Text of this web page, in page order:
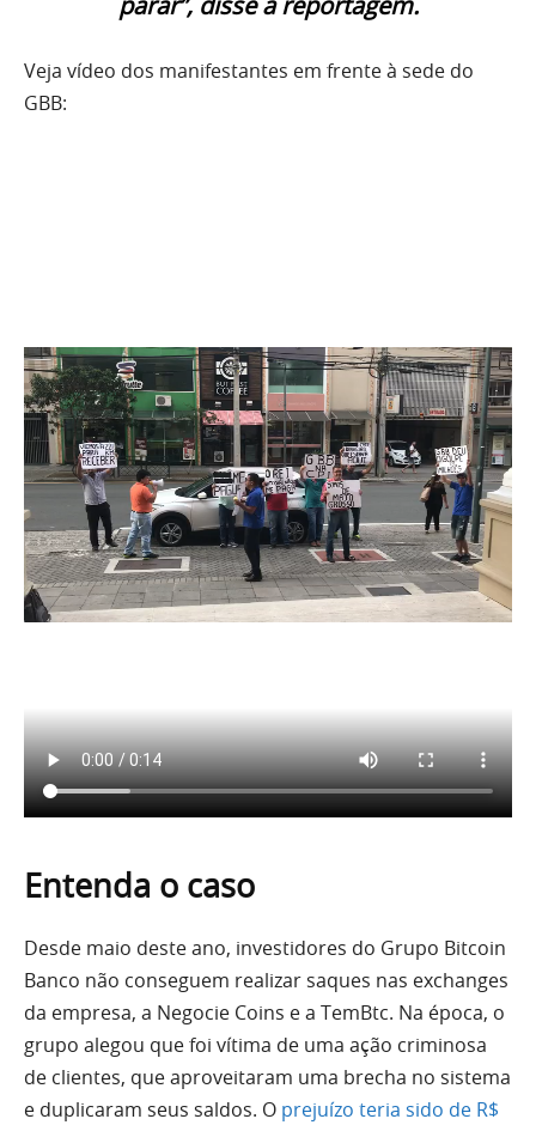
Veja vídeo dos manifestantes em frente à sede do
GBB:
Entenda o caso
Desde maio deste ano, investidores do Grupo Bitcoin
Banco não conseguem realizar saques nas exchanges
da empresa, a Negocie Coins e a TemBtc. Na época, o
grupo alegou que foi vítima de uma ação criminosa
de clientes, que aproveitaram uma brecha no sistema
e duplicaram seus saldos. O prejuízo teria sido de R$